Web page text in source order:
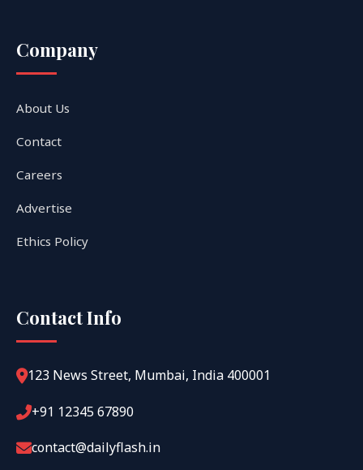
Company
About Us
Contact
Careers
Advertise
Ethics Policy
Contact Info
123 News Street, Mumbai, India 400001
+91 12345 67890
contact@dailyflash.in